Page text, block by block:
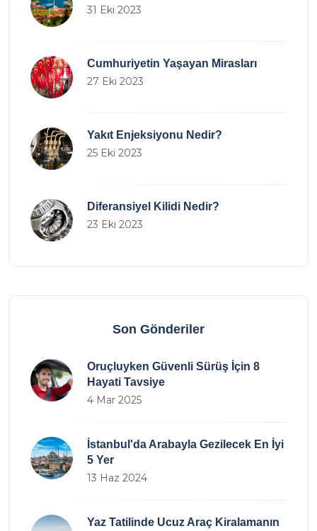
31 Eki 2023
Cumhuriyetin Yaşayan Mirasları
27 Eki 2023
Yakıt Enjeksiyonu Nedir?
25 Eki 2023
Diferansiyel Kilidi Nedir?
23 Eki 2023
Son Gönderiler
Oruçluyken Güvenli Sürüş İçin 8
Hayati Tavsiye
4 Mar 2025
İstanbul'da Arabayla Gezilecek En İyi
5 Yer
13 Haz 2024
Yaz Tatilinde Ucuz Araç Kiralamanın